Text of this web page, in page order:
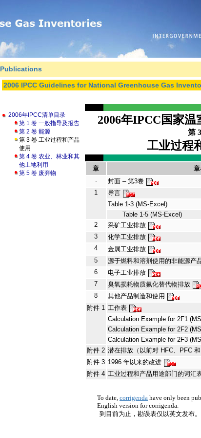
Publications
2006 IPCC Guidelines for National Greenhouse Gas
2006年IPCC清单目录
第 1 卷 一般指导及报告
第 2 卷 能源
第 3 卷 工业过程和产品
使用
第 4 卷 农业、林业和其
他土地利用
第 5 卷 废弃物
2006年IPCC国家
第
工业过程
章
章
-
封面 – 第3卷
1
导言
Table 1-3 (MS-Excel)
Table 1-5 (MS-Excel)
2
采矿工业排放
3
化学工业排放
4
金属工业排放
5
源于燃料和溶剂使用的非能源产
6
电子工业排放
7
臭氧损耗物质氟化替代物排放
8
其他产品制造和使用
附件 1 工作表
Calculation Example for 2F1
Calculation Example for 2F2
Calculation Example for 2F3
附件 2 潜在排放（以前对 HFC、PFC
附件 3 1996 年以来的改进
附件 4 工业过程和产品用途部门的词汇
To date, corrigenda have only been
English version for corrigenda.
到目前为止，勘误表仅以英文发布